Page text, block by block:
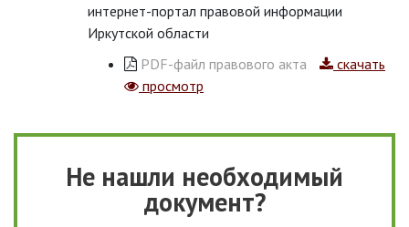
интернет-портал правовой информации
Иркутской области
PDF-файл правового акта
скачать
просмотр
Не нашли необходимый
документ?